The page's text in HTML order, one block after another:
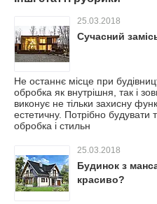
25.03.2018
Сучасний
Не останнє місце при
обробка як внутрішня, так і
виконує не тільки захисну
естетичну. Потрібно будувати
обробка і стильн
25.03.2018
Будинок з
красиво?